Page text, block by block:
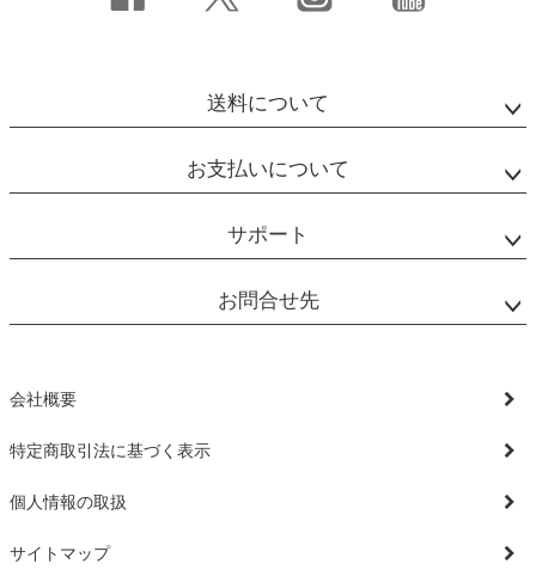
送料について
お支払いについて
サポート
お問合せ先
会社概要
特定商取引法に基づく表示
個人情報の取扱
サイトマップ